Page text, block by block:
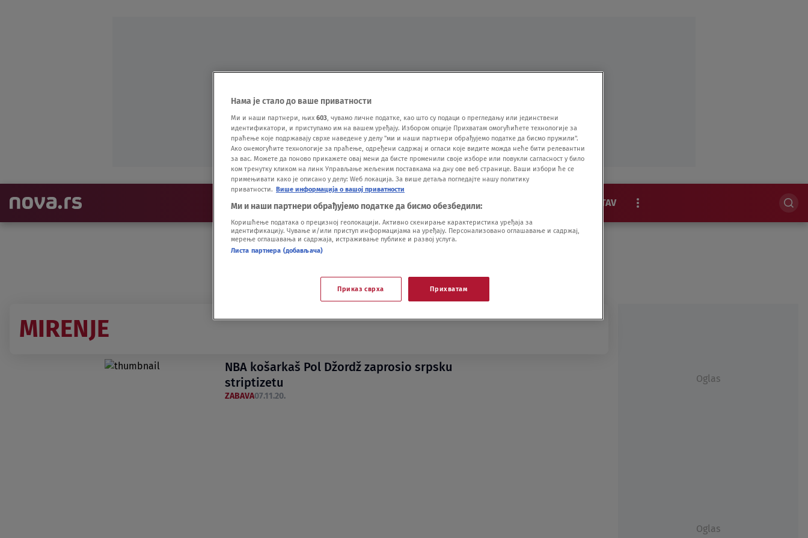
NAJNOVIJE VESTI SHOW SPORT VIDEO NOVA BAZA STAV
EKSKLUZIVNO
MIRENJE
NBA košarkaš Pol Džordž zaprosio srpsku
striptizetu
ZABAVA07.11.20.
Oglas
Oglas
Нама је стало до ваше приватности
Ми и наши партнери, њих 603, чувамо личне податке, као што су подаци о прегледању или јединствени
идентификатори, и приступамо им на вашем уређају. Избором опције Прихватам омогућићете технологије за
праћење које подржавају сврхе наведене у делу "ми и наши партнери обрађујемо податке да бисмо пружили".
Ако онемогућите технологије за праћење, одређени садржај и огласи које видите можда неће бити релевантни
за вас. Можете да поново прикажете овај мени да бисте променили своје изборе или повукли сагласност у било
ком тренутку кликом на линк Управљање жељеним поставкама на дну ове веб странице. Ваши избори ће се
примењивати како је описано у делу: Wеб локација. За више детаља погледајте нашу политику
приватности. Више информација о вашој приватности
Ми и наши партнери обрађујемо податке да бисмо обезбедили:
Коришћење података о прецизној геолокацији. Активно скенирање карактеристика уређаја за
идентификацију. Чување и/или приступ информацијама на уређају. Персонализовано оглашавање и садржај,
мерење оглашавања и садржаја, истраживање публике и развој услуга.
Листа партнера (добављача)
Приказ сврха Прихватам